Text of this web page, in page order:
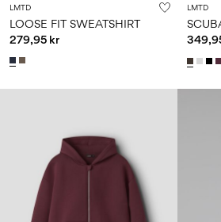
LMTD
LOOSE FIT SWEATSHIRT
279,95 kr
LMTD